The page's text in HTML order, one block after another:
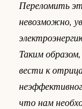
Переломить
невозможно,
Таким
вести к
что нам